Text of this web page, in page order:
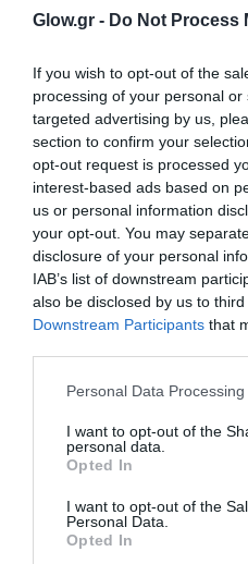
Glow.gr - Do Not Process
If you wish to opt-out of the
processing of your personal
targeted advertising by us,
section to confirm your
opt-out request is processed
interest-based ads based on
us or personal information
your opt-out. You may
disclosure of your personal
IAB’s list of downstream
also be disclosed by us to
Downstream Participants that
Personal Data
I want to opt-out of the
personal data.
Opted In
I want to opt-out of the
Personal Data.
Opted In